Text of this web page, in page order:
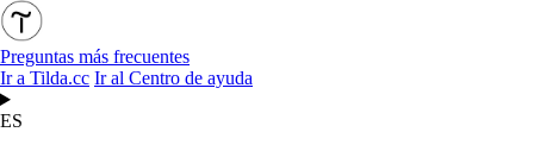
Preguntas más frecuentes
Ir a Tilda.cc Ir al Centro de ayuda
ES